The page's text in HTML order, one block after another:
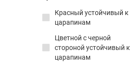
Металлические
Деревянные
2D пазлы
Красный устойчивый к
царапинам
Цветной с черной
стороной устойчивый к
царапинам